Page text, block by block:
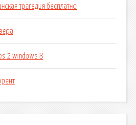
трагедия бесплатно
2 windows 8